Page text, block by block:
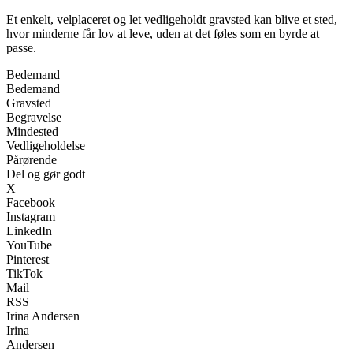
Et enkelt, velplaceret og let vedligeholdt gravsted kan blive et sted,
hvor minderne får lov at leve, uden at det føles som en byrde at
passe.
Bedemand
Bedemand
Gravsted
Begravelse
Mindested
Vedligeholdelse
Pårørende
Del og gør godt
X
Facebook
Instagram
LinkedIn
YouTube
Pinterest
TikTok
Mail
RSS
Irina Andersen
Irina
Andersen